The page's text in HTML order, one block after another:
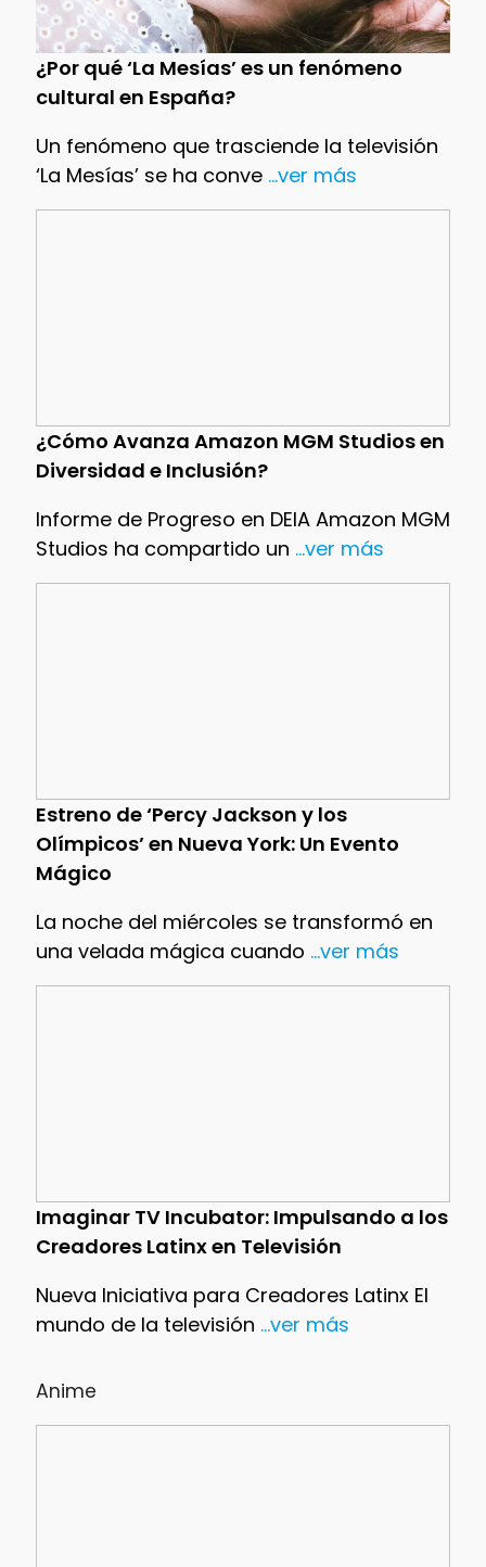
¿Por qué ‘La Mesías’ es un fenómeno
cultural en España?
Un fenómeno que trasciende la televisión
‘La Mesías’ se ha conve...ver más
¿Cómo Avanza Amazon MGM Studios en
Diversidad e Inclusión?
Informe de Progreso en DEIA Amazon MGM
Studios ha compartido un ...ver más
Estreno de ‘Percy Jackson y los
Olímpicos’ en Nueva York: Un Evento
Mágico
La noche del miércoles se transformó en
una velada mágica cuando ...ver más
Imaginar TV Incubator: Impulsando a los
Creadores Latinx en Televisión
Nueva Iniciativa para Creadores Latinx El
mundo de la televisión ...ver más
Anime